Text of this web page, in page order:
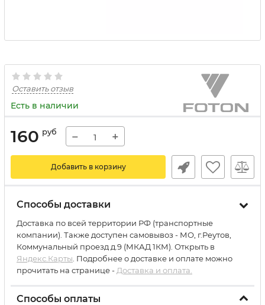
Оставить отзыв
Есть в наличии
160 руб − +
Добавить в корзину
Способы доставки
Доставка по всей территории РФ (транспортные
компании). Также доступен самовывоз - МО, г.Реутов,
Коммунальный проезд д.9 (МКАД 1КМ). Открыть в
Яндекс.Карты . Подробнее о доставке и оплате можно
прочитать на странице - Доставка и оплата.
Способы оплаты